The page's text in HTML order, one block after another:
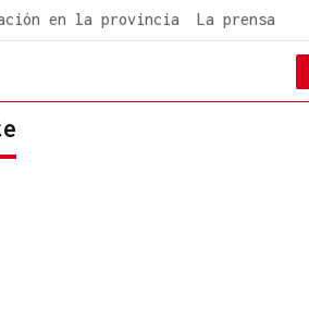
en la provincia La prensa